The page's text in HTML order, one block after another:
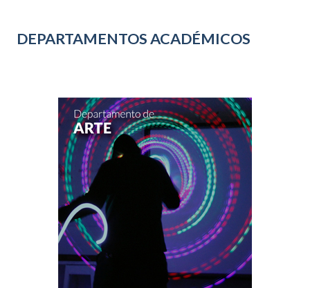
DEPARTAMENTOS ACADÉMICOS